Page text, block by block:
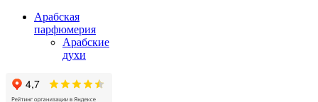
Арабская
парфюмерия
Арабские
духи